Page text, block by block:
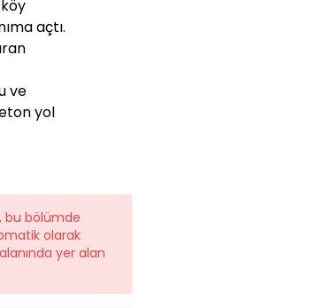
açtı.
ve
yol
bu bölümde
olarak
yer alan